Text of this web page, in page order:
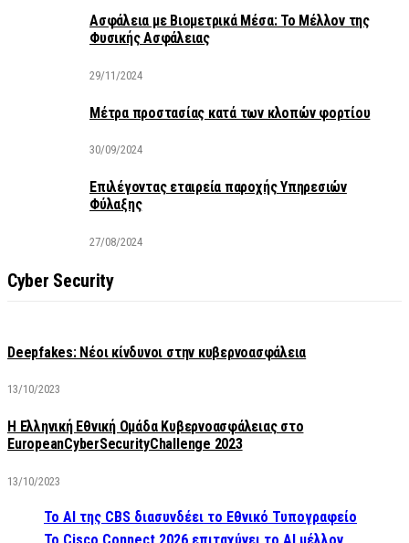
Ασφάλεια με Βιομετρικά Μέσα: Το Μέλλον της
Φυσικής Ασφάλειας
29/11/2024
Μέτρα προστασίας κατά των κλοπών φορτίου
30/09/2024
Επιλέγοντας εταιρεία παροχής Υπηρεσιών
Φύλαξης
27/08/2024
Cyber Security
Deepfakes: Νέοι κίνδυνοι στην κυβερνοασφάλεια
13/10/2023
Η Ελληνική Εθνική Ομάδα Κυβερνοασφάλειας στο
EuropeanCyberSecurityChallenge 2023
13/10/2023
Το AI της CBS διασυνδέει το Εθνικό Τυπογραφείο
Το Cisco Connect 2026 επιταχύνει το AI μέλλον